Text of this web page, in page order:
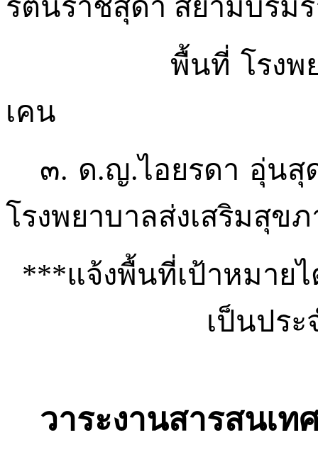
รัตนราชสุดา สยามบรม
พื้นที่ โรงพ
เคน
๓. ด.ญ.ไอยรดา อุ่นสุ
โรงพยาบาลส่งเสริมสุข
***แจ้งพื้นที่เป้าหมาย
เป็นปร
วาระงานสารสนเท